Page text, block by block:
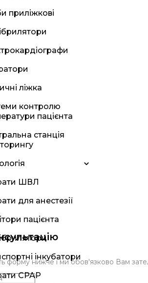
форму нижче і ми обов'язково Вам
приліжкові
ліжка
контролю
пацієнта
станція
ШВЛ
для анестезії
пацієнта
інкубатори
CPAP